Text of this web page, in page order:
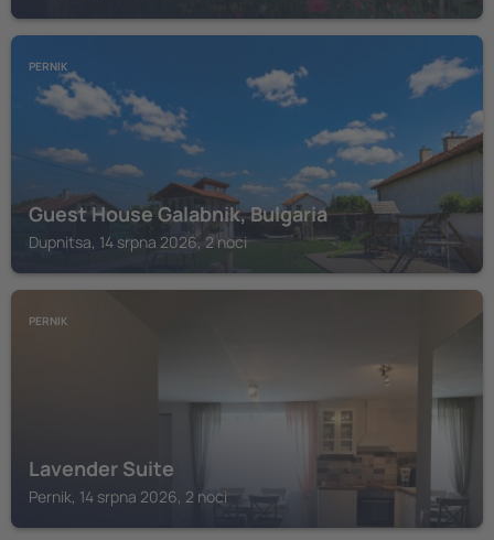
PERNIK
Guest House Galabnik, Bulgaria
Dupnitsa, 14 srpna 2026, 2 noci
PERNIK
Lavender Suite
Pernik, 14 srpna 2026, 2 noci